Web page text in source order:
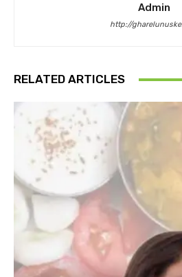
Admin
http://
RELATED ARTICLES